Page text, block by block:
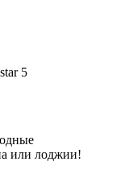
или лоджии!